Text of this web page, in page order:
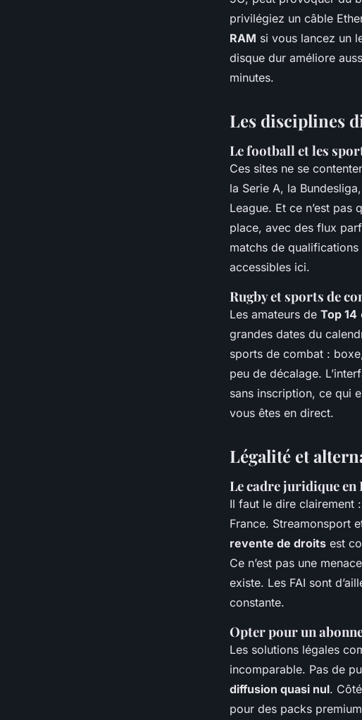
privilégiez un câble
RAM si vous lancez un
disque dur améliore
minutes.
Les disciplines
Le football et les
Ces sites ne se
la Serie A, la
League. Et ce n’est pas
place, avec des flux
matchs de
accessibles ici.
Rugby et sports de
Les amateurs de Top 14
grandes dates du
sports de combat :
peu de décalage.
sans inscription, ce qui
vous êtes en direct.
Légalité et
Le cadre juridique en
Il faut le dire clairement
France. Streamonsport
revente de droits est
Ce n’est pas une
existe. Les FAI sont
constante.
Opter pour un
Les solutions légales
incomparable. Pas de
diffusion quasi nul.
pour des packs